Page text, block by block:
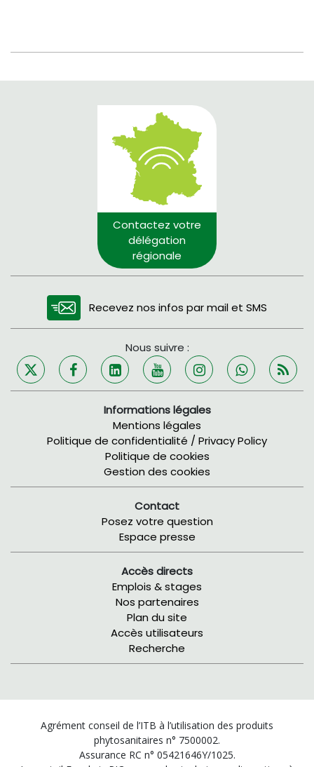
Contactez votre
délégation
régionale
Recevez nos infos par mail et SMS
Nous suivre :
Informations légales
Mentions légales
Politique de confidentialité / Privacy Policy
Politique de cookies
Gestion des cookies
Contact
Posez votre question
Espace presse
Accès directs
Emplois & stages
Nos partenaires
Plan du site
Accès utilisateurs
Recherche
Agrément conseil de l’ITB à l’utilisation des produits
phytosanitaires n° 7500002.
Assurance RC n° 05421646Y/1025.